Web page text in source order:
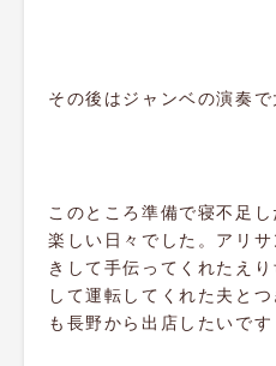
その後はジャンベの演奏
このところ準備で寝不足
楽しい日々でした。アリ
きして手伝ってくれたえ
して運転してくれた夫と
も長野から出店したいです